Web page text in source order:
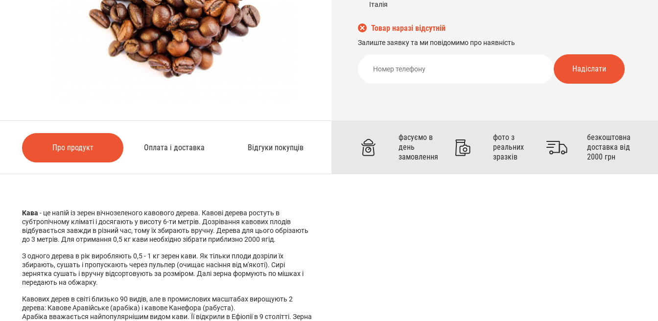
Італія
Товар наразі відсутній
Залиште заявку та ми повідомимо про наявність
Надіслати
Про продукт Оплата і доставка Відгуки покупців
фасуємо в
день
замовлення
фото з
реальних
зразків
безкоштовна
доставка від
2000 грн
Кава - це напій із зерен вічнозеленого кавового дерева. Кавові дерева ростуть в
субтропічному кліматі і досягають у висоту 6-ти метрів. Дозрівання кавових плодів
відбувається завжди в різний час, тому їх збирають вручну. Дерева для цього обрізають
до 3 метрів. Для отримання 0,5 кг кави необхідно зібрати приблизно 2000 ягід.
З одного дерева в рік виробляють 0,5 - 1 кг зерен кави. Як тільки плоди дозріли їх
збирають, сушать і пропускають через пульпер (очищає насіння від м'якоті). Сирі
зернятка сушать і вручну відсортовують за розміром. Далі зерна формують по мішках і
передають на обжарку.
Кавових дерев в світі близько 90 видів, але в промислових масштабах вирощують 2
дерева: Кавове Аравійське (арабіка) і кавове Канефора (рабуста).
Арабіка вважається найпопулярнішим видом кави. Її відкрили в Ефіопії в 9 столітті. Зерна